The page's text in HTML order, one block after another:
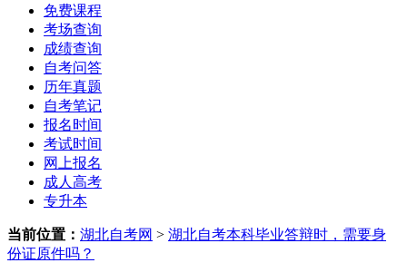
免费课程
考场查询
成绩查询
自考问答
历年真题
自考笔记
报名时间
考试时间
网上报名
成人高考
专升本
当前位置： 湖北自考网 > 湖北自考本科毕业答辩时，需要身
份证原件吗？